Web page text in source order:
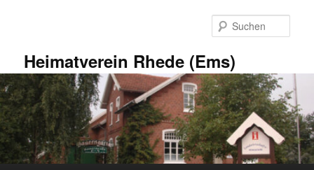
Heimatverein Rhede (Ems)